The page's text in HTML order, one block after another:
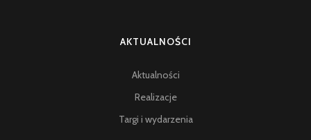
AKTUALNOŚCI
Aktualności
Realizacje
Targi i wydarzenia